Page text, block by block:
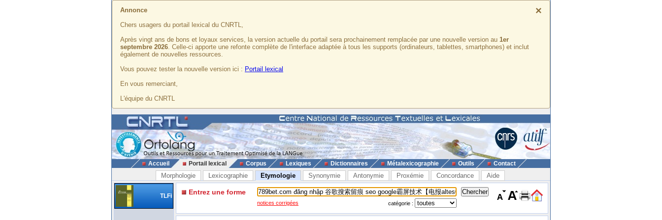
×
Annonce
Chers usagers du portail lexical du CNRTL,
Après vingt ans de bons et loyaux services, la version actuelle du portail sera prochainement remplacée par une nouvelle version au 1er
septembre 2026. Celle-ci apporte une refonte complète de l'interface adaptée à tous les supports (ordinateurs, tablettes, smartphones) et inclut
également de nouvelles ressources.
Vous pouvez tester la nouvelle version ici : Portail lexical
En vous remerciant,
L'équipe du CNRTL
Accueil Portail lexical Corpus Lexiques Dictionnaires Métalexicographie Outils Contact
Morphologie Lexicographie Etymologie Synonymie Antonymie Proxémie Concordance Aide
TLFi Entrez une forme
notices corrigées catégorie :